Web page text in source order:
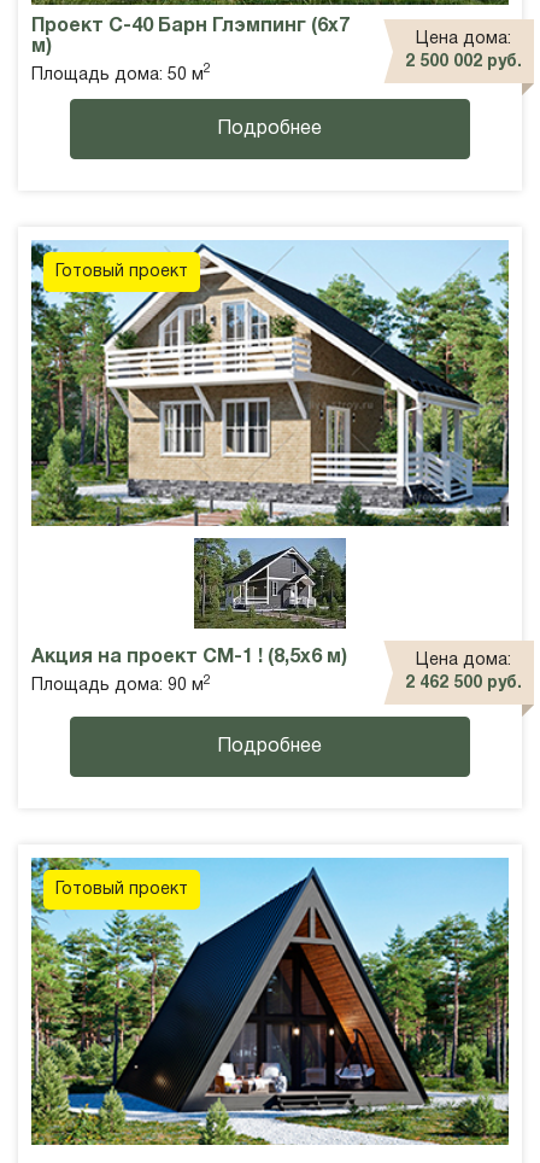
Проект С-40 Барн Глэмпинг (6х7
м)
Площадь дома: 50 м2
Цена дома:
2 500 002 руб.
Подробнее
Готовый проект
Акция на проект СМ-1 ! (8,5х6 м)
Площадь дома: 90 м 2
Цена дома:
2 462 500 руб.
Подробнее
Готовый проект